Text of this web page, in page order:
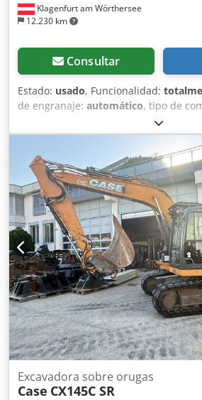
Klagenfurt am Wörthersee
12.230 km
Consultar
Estado: usado, Funcionalidad:
de engranaje: automático, tipo de
,
primer registro:10/1977, Año de
,
Dkodpfx Ahst S Idrj Ijr
Excavadora sobre orugas
Case CX145C SR